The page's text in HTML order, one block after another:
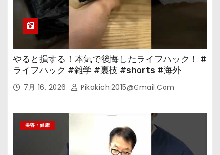
やると損する！本気で後悔したライフハック！ #
ライフハック #雑学 #裏技 #shorts #海外
7月 16, 2026 Pikakichi2015@gmail.com
美容・健康